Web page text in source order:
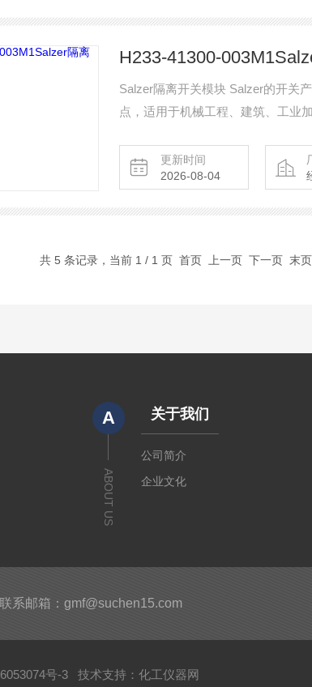
H233-41300-
Salzer隔离开关模块 Salzer的开关
点，适用于机械工程、建筑、工业
更新时间
2026-08-04
共 5 条记录，当前 1 / 1 页 首页 上一页 下一页 末
A
ABOUT US
关于我们
公司简介
企业文化
联系邮箱：gmf@suchen15.com
号-3 技术支持： 化工仪器网